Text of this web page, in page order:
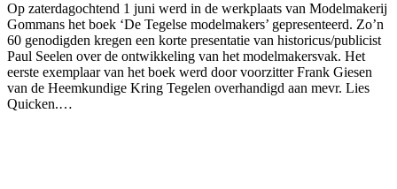
Op zaterdagochtend 1 juni werd in de werkplaats van Modelmakerij
Gommans het boek ‘De Tegelse modelmakers’ gepresenteerd. Zo’n
60 genodigden kregen een korte presentatie van historicus/publicist
Paul Seelen over de ontwikkeling van het modelmakersvak. Het
eerste exemplaar van het boek werd door voorzitter Frank Giesen
van de Heemkundige Kring Tegelen overhandigd aan mevr. Lies
Quicken.…